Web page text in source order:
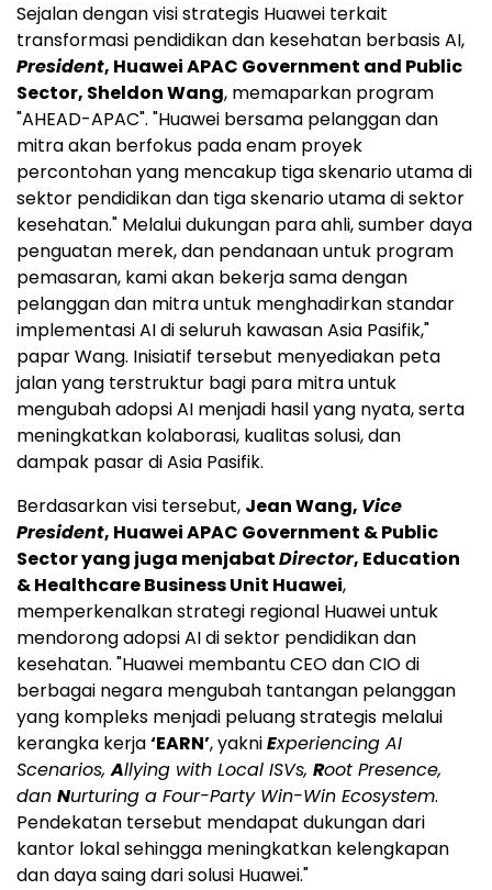
Sejalan dengan visi strategis Huawei terkait
transformasi pendidikan dan kesehatan berbasis AI,
President, Huawei APAC Government and Public
Sector, Sheldon Wang, memaparkan program
"AHEAD-APAC". "Huawei bersama pelanggan dan
mitra akan berfokus pada enam proyek
percontohan yang mencakup tiga skenario utama di
sektor pendidikan dan tiga skenario utama di sektor
kesehatan." Melalui dukungan para ahli, sumber daya
penguatan merek, dan pendanaan untuk program
pemasaran, kami akan bekerja sama dengan
pelanggan dan mitra untuk menghadirkan standar
implementasi AI di seluruh kawasan Asia Pasifik,"
papar Wang. Inisiatif tersebut menyediakan peta
jalan yang terstruktur bagi para mitra untuk
mengubah adopsi AI menjadi hasil yang nyata, serta
meningkatkan kolaborasi, kualitas solusi, dan
dampak pasar di Asia Pasifik.
Berdasarkan visi tersebut, Jean Wang, Vice
President, Huawei APAC Government & Public
Sector yang juga menjabatDirector, Education
& Healthcare Business Unit Huawei,
memperkenalkan strategi regional Huawei untuk
mendorong adopsi AI di sektor pendidikan dan
kesehatan. "Huawei membantu CEO dan CIO di
berbagai negara mengubah tantangan pelanggan
yang kompleks menjadi peluang strategis melalui
kerangka kerja‘EARN’, yakniExperiencing AI
Scenarios,Allying with Local ISVs, Root Presence,
dan Nurturing a Four-Party Win-Win Ecosystem.
Pendekatan tersebut mendapat dukungan dari
kantor lokal sehingga meningkatkan kelengkapan
dan daya saing dari solusi Huawei."